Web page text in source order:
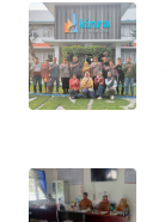
WN
KALSEL
KALTIM